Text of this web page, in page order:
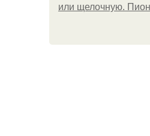
или щелочную.